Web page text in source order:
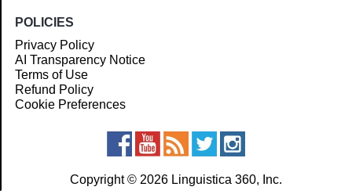
POLICIES
Privacy Policy
AI Transparency Notice
Terms of Use
Refund Policy
Cookie Preferences
Copyright © 2026 Linguistica 360, Inc.